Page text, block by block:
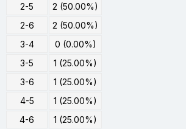
2-5
2 (50.00%)
2-6
2 (50.00%)
3-4
0 (0.00%)
3-5
1 (25.00%)
3-6
1 (25.00%)
4-5
1 (25.00%)
4-6
1 (25.00%)